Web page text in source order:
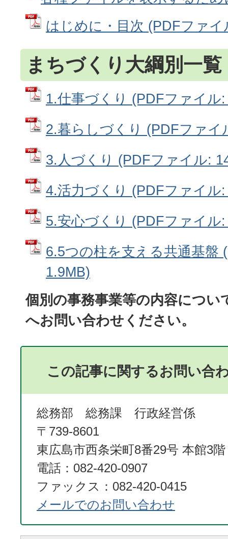
はじめに・目次 (PDFファイ
まちづくり大綱別一覧
1.仕事づくり (PDFファイル
2.暮らしづくり (PDFファイ
3.人づくり (PDFファイル:
4.活力づくり (PDFファイル
5.安心づくり (PDFファイル
6.5つの柱を支える共通基盤
1.9MB)
個別の事務事業等の内容につい
へお問い合わせください。
この記事に関するお問い合
総務部 総務課 行政経営係
〒739-8601
東広島市西条栄町8番29号 本館3階
電話：082-420-0907
ファックス：082-420-0415
メールでのお問い合わせ